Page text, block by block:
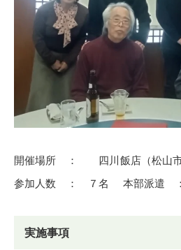
開催場所 ： 四川飯店（松山市
参加人数 ： ７名 本部派
実施事項